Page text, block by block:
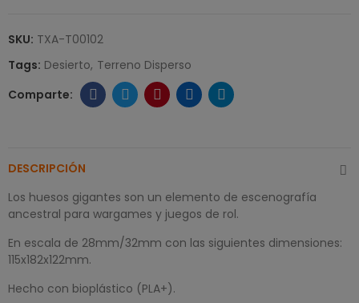
SKU: TXA-T00102
Tags: Desierto Terreno Disperso
DESCRIPCIÓN
Los huesos gigantes son un elemento de escenografía
ancestral para wargames y juegos de rol.
En escala de 28mm/32mm con las siguientes dimensiones:
115x182x122mm.
Hecho con bioplástico (PLA+).